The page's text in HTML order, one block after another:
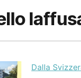
Dalla